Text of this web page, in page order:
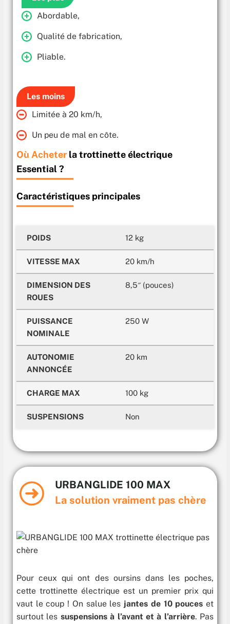
Abordable,
Qualité de fabrication,
Pliable.
Les moins
Limitée à 20 km/h,
Un peu de mal en côte.
Où Acheter la trottinette électrique
Essential ?
Caractéristiques principales
POIDS 12 kg
VITESSE MAX 20 km/h
DIMENSION DES
ROUES
8,5″ (pouces)
PUISSANCE
NOMINALE
250 W
AUTONOMIE
ANNONCÉE
20 km
CHARGE MAX 100 kg
SUSPENSIONS Non
URBANGLIDE 100 MAX
La solution vraiment pas chère
Pour ceux qui ont des oursins dans les poches,
cette trottinette électrique est un premier prix qui
vaut le coup ! On salue les jantes de 10 pouces et
surtout les suspensions à l’avant et à l’arrière. Pas